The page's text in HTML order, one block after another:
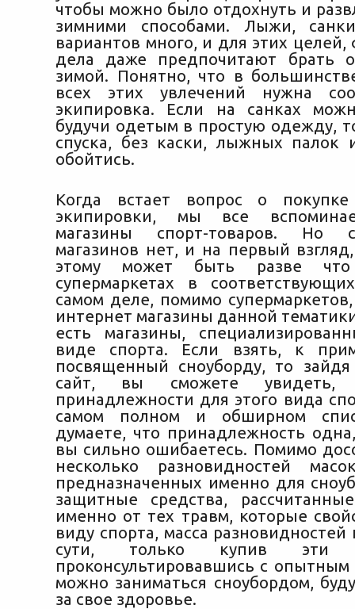
чтобы можно было отдохнуть и
зимними способами. Лыжи,
вариантов много, и для этих целей,
дела даже предпочитают брать
зимой. Понятно, что в
всех этих увлечений нужна
экипировка. Если на санках
будучи одетым в простую одежду,
спуска, без каски, лыжных палок
обойтись.
Когда встает вопрос о
экипировки, мы все
магазины спорт-товаров. Но
магазинов нет, и на первый
этому может быть разве
супермаркетах в
самом деле, помимо
интернет магазины данной
есть магазины,
виде спорта. Если взять, к
посвященный сноуборду, то
сайт, вы сможете увидеть,
принадлежности для этого вида
самом полном и обширном
думаете, что принадлежность
вы сильно ошибаетесь. Помимо
несколько разновидностей
предназначенных именно для
защитные средства,
именно от тех травм, которые
виду спорта, масса
сути, только купив эти
проконсультировавшись с опытным
можно заниматься сноубордом,
за свое здоровье.